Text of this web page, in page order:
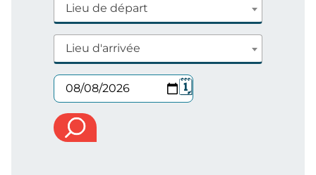
Lieu de départ
Lieu d'arrivée
🗓